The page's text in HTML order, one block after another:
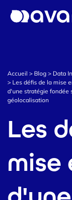
Accueil > Blog > Data
> Les défis de la mise
d'une stratégie fondée
géolocalisation
Les
mise